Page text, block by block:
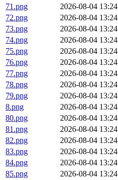
71.png
2026-08-04 13:24
72.png
2026-08-04 13:24
73.png
2026-08-04 13:24
74.png
2026-08-04 13:24
75.png
2026-08-04 13:24
76.png
2026-08-04 13:24
77.png
2026-08-04 13:24
78.png
2026-08-04 13:24
79.png
2026-08-04 13:24
8.png
2026-08-04 13:24
80.png
2026-08-04 13:24
81.png
2026-08-04 13:24
82.png
2026-08-04 13:24
83.png
2026-08-04 13:24
84.png
2026-08-04 13:24
85.png
2026-08-04 13:24